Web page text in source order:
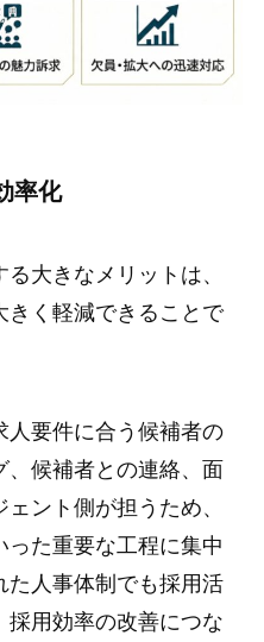
率化
大きなメリットは、
く軽減できることで
要件に合う候補者の
候補者との連絡、面
ント側が担うため、
た重要な工程に集中
た人事体制でも採用活
用効率の改善につな